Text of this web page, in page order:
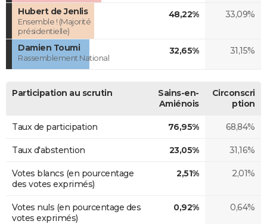
Hubert de Jenlis
Ensemble ! (Majorité
présidentielle)
48,22% 33,09%
Damien Toumi
Rassemblement National
32,65% 31,15%
Participation au scrutin
Sains-en-
Amiénois
Circonscri
ption
Taux de participation 76,95% 68,84%
Taux d'abstention 23,05% 31,16%
Votes blancs (en pourcentage
des votes exprimés)
2,51% 2,01%
Votes nuls (en pourcentage des
votes exprimés)
0,92% 0,64%